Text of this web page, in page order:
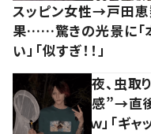
スッピン女性→戸田恵
果……驚きの光景に「
い」「似すぎ！！」
夜、虫取
感”→直
ｗ」「ギ